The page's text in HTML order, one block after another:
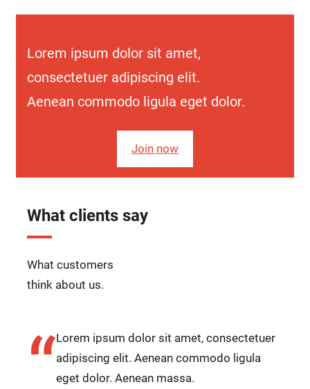
Lorem ipsum dolor sit amet,
consectetuer adipiscing elit.
Aenean commodo ligula eget dolor.
Join now
What clients say
What customers
think about us.
“Lorem ipsum dolor sit amet, consectetuer
adipiscing elit. Aenean commodo ligula
eget dolor. Aenean massa.